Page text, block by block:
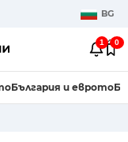
BG
1 0
България и еврото